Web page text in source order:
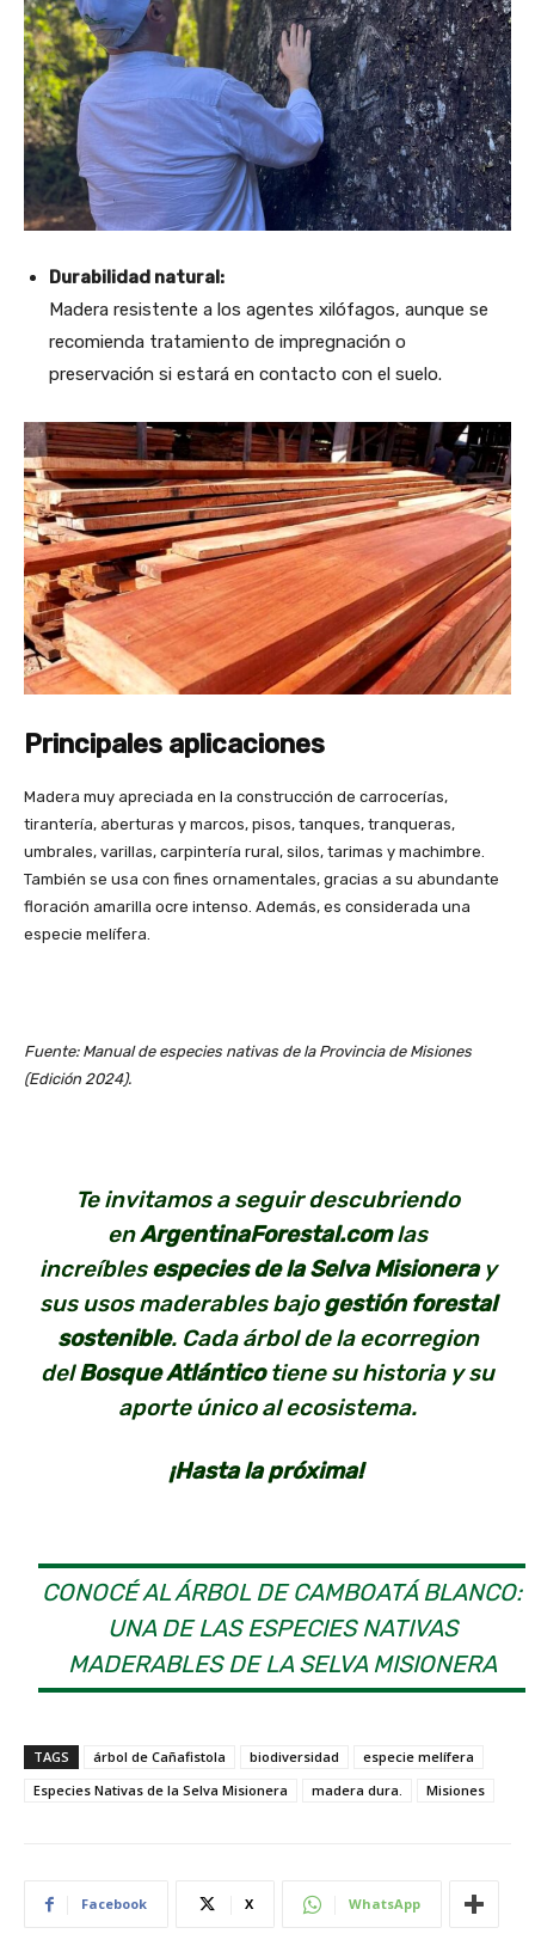
Durabilidad natural:
Madera resistente a los agentes xilófagos, aunque se
recomienda tratamiento de impregnación o
preservación si estará en contacto con el suelo.
Principales aplicaciones
Madera muy apreciada en la construcción de carrocerías,
tirantería, aberturas y marcos, pisos, tanques, tranqueras,
umbrales, varillas, carpintería rural, silos, tarimas y machimbre.
También se usa con fines ornamentales, gracias a su abundante
floración amarilla ocre intenso. Además, es considerada una
especie melífera.
Fuente: Manual de especies nativas de la Provincia de Misiones
(Edición 2024).
Te invitamos a seguir descubriendo
enArgentinaForestal.comlas
increíblesespecies de la Selva Misioneray
sus usos maderables bajogestión forestal
sostenible. Cada árbol de la ecorregion
delBosque Atlánticotiene su historia y su
aporte único al ecosistema.
¡Hasta la próxima!
CONOCÉ AL ÁRBOL DE CAMBOATÁ BLANCO:
UNA DE LAS ESPECIES NATIVAS
MADERABLES DE LA SELVA MISIONERA
TAGS árbol de Cañafistola biodiversidad
especie melífera
Especies Nativas de la Selva Misionera
madera dura. Misiones
Facebook X WhatsApp